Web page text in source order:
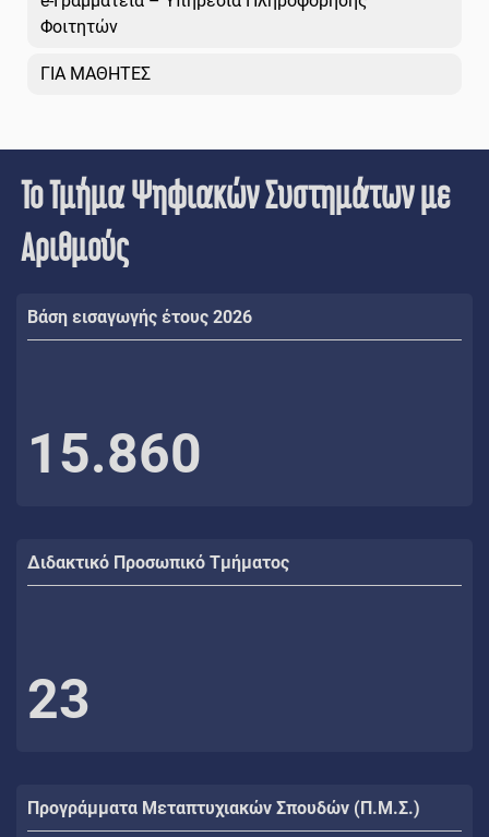
Φοιτητών
ΓΙΑ ΜΑΘΗΤΕΣ
Το Τμήμα Ψηφιακών Συστημάτων με
Αριθμούς
Βάση εισαγωγής έτους 2026
15.860
Διδακτικό Προσωπικό Τμήματος
23
Προγράμματα Μεταπτυχιακών Σπουδών (Π.Μ.Σ.)